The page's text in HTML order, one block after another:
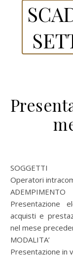
SOGGETTI
Operatori
ADEMPIMENTO
Presentazione
acquisti e
nel mese
MODALITA’
Presentazione in